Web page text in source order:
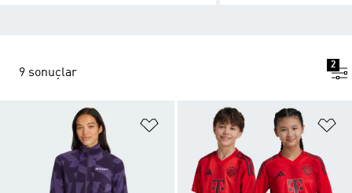
9 sonuçlar
2
Favori Listesine Ekle